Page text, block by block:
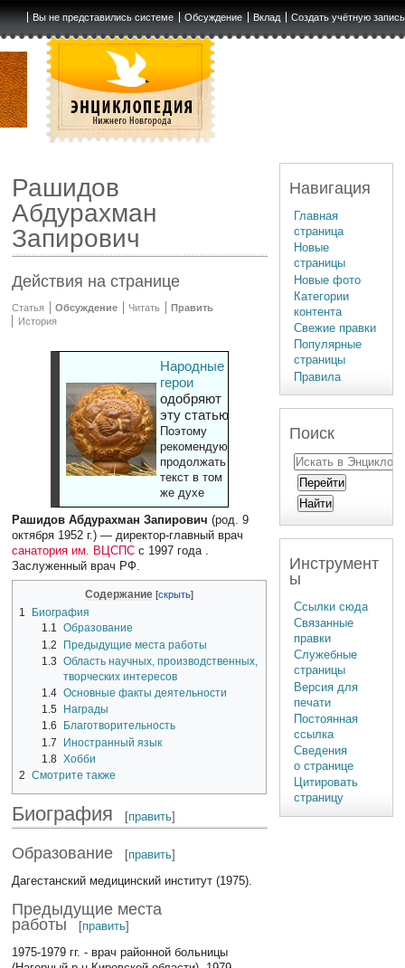
Вы не представились системе Обсуждение Вклад Создать учётную запись
Рашидов
Абдурахман
Запирович
Действия на странице
Статья Обсуждение Читать
Править
История
Народные
герои
одобряют
эту статью
Поэтому
рекомендуют
продолжать
текст в том
же духе
Рашидов Абдурахман Запирович (род. 9
октября 1952 г.) — директор-главный врач
санатория им. ВЦСПС с 1997 года .
Заслуженный врач РФ.
Содержание
1
Биография
1.1 Образование
1.2
Предыдущие места работы
1.3 Область научных, производственных,
творческих интересов
1.4 Основные факты деятельности
1.5
Награды
1.6
Благотворительность
1.7
Иностранный язык
1.8 Хобби
2
Смотрите также
Биография [править]
Образование [править]
Дагестанский медицинский институт (1975).
Предыдущие места
работы
[править]
1975-1979 гг. - врач районной больницы
Навигация
Главная
страница
Новые
страницы
Новые фото
Категории
контента
Свежие правки
Популярные
страницы
Правила
Поиск
Инструмент
ы
Ссылки сюда
Связанные
правки
Служебные
страницы
Версия для
печати
Постоянная
ссылка
Сведения
о странице
Цитировать
страницу